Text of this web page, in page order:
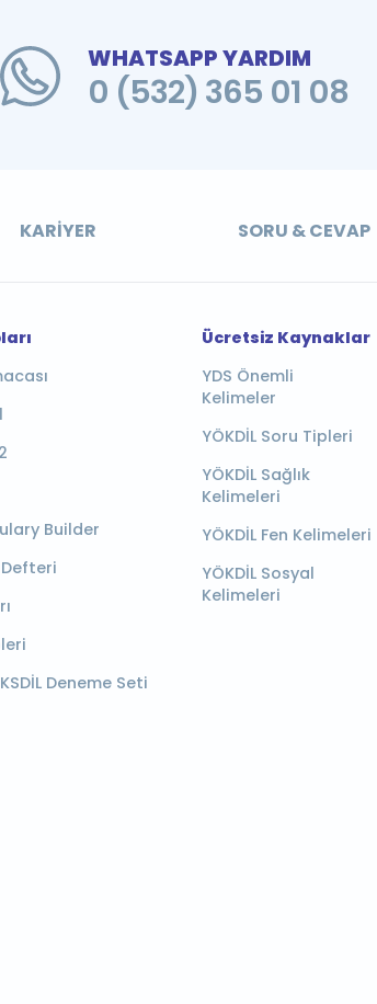
WHATSAPP YARDIM
0 (532) 365 01 08
KARIYER SORU & CEVAP
Builder
Defteri
Deneme Seti
Ücretsiz Kaynaklar
YDS Önemli
Kelimeler
YÖKDİL Soru Tipleri
YÖKDİL Sağlık
Kelimeleri
YÖKDİL Fen Kelimeleri
YÖKDİL Sosyal
Kelimeleri